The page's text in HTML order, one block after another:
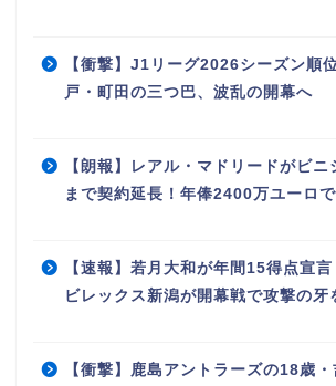
【衝撃】J1リーグ2026シーズン順
戸・町田の三つ巴、波乱の開幕へ
【朗報】レアル・マドリードがビ
まで契約延長！年俸2400万ユーロ
【速報】若月大和が年間15得点宣
ビレックス新潟が開幕戦で攻撃の牙
【衝撃】鹿島アントラーズの18歳